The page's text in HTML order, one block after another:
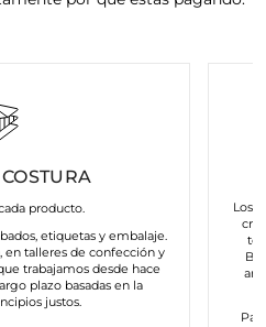
producto.
etiquetas y embalaje.
en talleres de confección y
trabajamos desde hace
plazo basadas en la
justos.
Los